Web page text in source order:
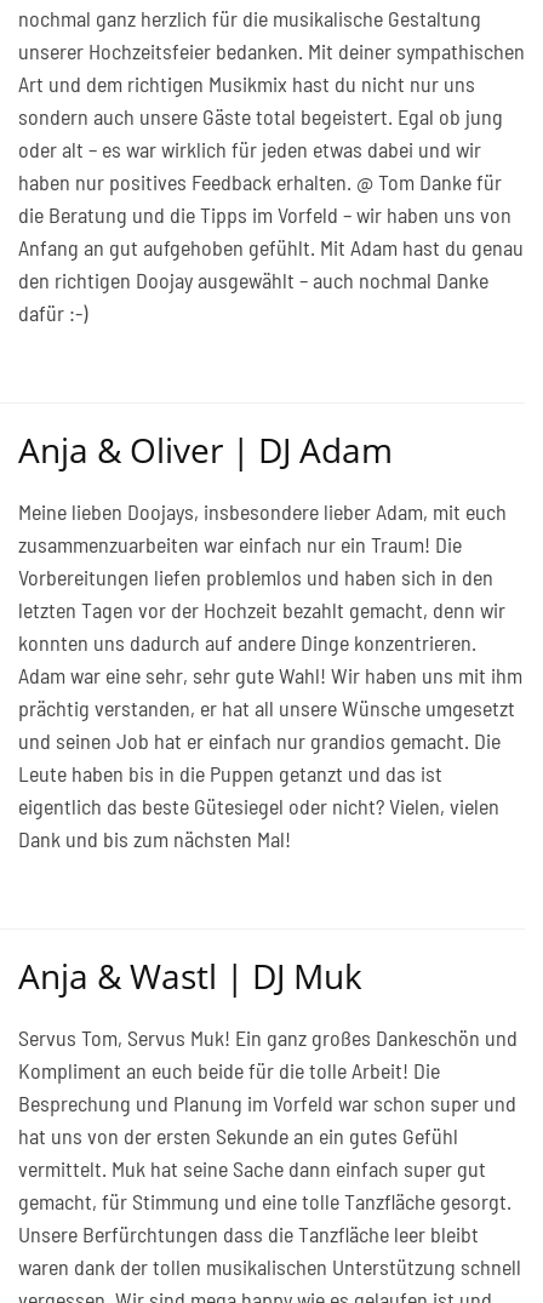
nochmal ganz herzlich für die musikalische Gestaltung
unserer Hochzeitsfeier bedanken. Mit deiner sympathischen
Art und dem richtigen Musikmix hast du nicht nur uns
sondern auch unsere Gäste total begeistert. Egal ob jung
oder alt – es war wirklich für jeden etwas dabei und wir
haben nur positives Feedback erhalten. @ Tom Danke für
die Beratung und die Tipps im Vorfeld – wir haben uns von
Anfang an gut aufgehoben gefühlt. Mit Adam hast du genau
den richtigen Doojay ausgewählt – auch nochmal Danke
dafür :-)
Anja & Oliver | DJ Adam
Meine lieben Doojays, insbesondere lieber Adam, mit euch
zusammenzuarbeiten war einfach nur ein Traum! Die
Vorbereitungen liefen problemlos und haben sich in den
letzten Tagen vor der Hochzeit bezahlt gemacht, denn wir
konnten uns dadurch auf andere Dinge konzentrieren.
Adam war eine sehr, sehr gute Wahl! Wir haben uns mit ihm
prächtig verstanden, er hat all unsere Wünsche umgesetzt
und seinen Job hat er einfach nur grandios gemacht. Die
Leute haben bis in die Puppen getanzt und das ist
eigentlich das beste Gütesiegel oder nicht? Vielen, vielen
Dank und bis zum nächsten Mal!
Anja & Wastl | DJ Muk
Servus Tom, Servus Muk! Ein ganz großes Dankeschön und
Kompliment an euch beide für die tolle Arbeit! Die
Besprechung und Planung im Vorfeld war schon super und
hat uns von der ersten Sekunde an ein gutes Gefühl
vermittelt. Muk hat seine Sache dann einfach super gut
gemacht, für Stimmung und eine tolle Tanzfläche gesorgt.
Unsere Berfürchtungen dass die Tanzfläche leer bleibt
waren dank der tollen musikalischen Unterstützung schnell